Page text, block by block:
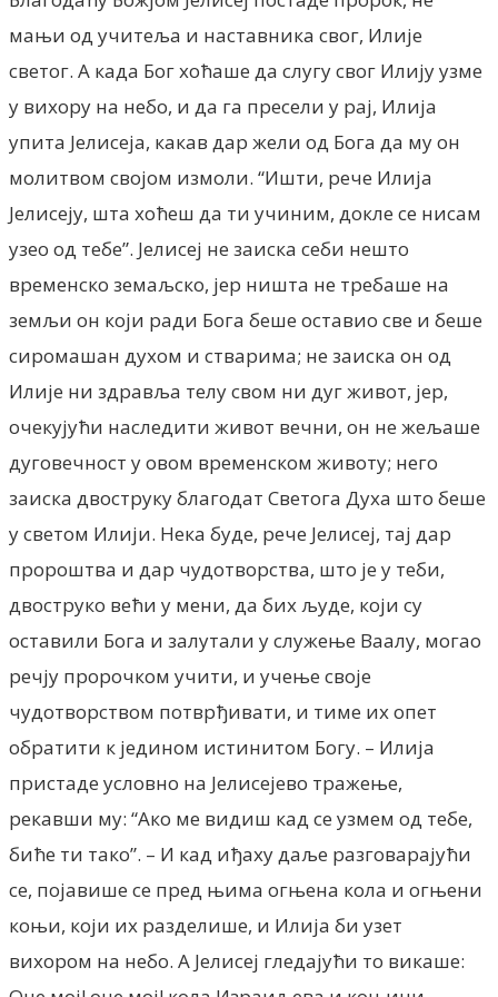
мањи од учитеља и наставника свог, Илије
светог. А када Бог хоћаше да слугу свог Илију узме
у вихору на небо, и да га пресели у рај, Илија
упита Јелисеја, какав дар жели од Бога да му он
молитвом својом измоли. “Ишти, рече Илија
Јелисеју, шта хоћеш да ти учиним, докле се нисам
узео од тебе”. Јелисеј не заиска себи нешто
временско земаљско, јер ништа не требаше на
земљи он који ради Бога беше оставио све и беше
сиромашан духом и стварима; не заиска он од
Илије ни здравља телу свом ни дуг живот, јер,
очекујући наследити живот вечни, он не жељаше
дуговечност у овом временском животу; него
заиска двоструку благодат Светога Духа што беше
у светом Илији. Нека буде, рече Јелисеј, тај дар
пророштва и дар чудотворства, што је у теби,
двоструко већи у мени, да бих људе, који су
оставили Бога и залутали у служење Ваалу, могао
речју пророчком учити, и учење своје
чудотворством потврђивати, и тиме их опет
обратити к једином истинитом Богу. – Илија
пристаде условно на Јелисејево тражење,
рекавши му: “Ако ме видиш кад се узмем од тебе,
биће ти тако”. – И кад иђаху даље разговарајући
се, појавише се пред њима огњена кола и огњени
коњи, који их разделише, и Илија би узет
вихором на небо. А Јелисеј гледајући то викаше: